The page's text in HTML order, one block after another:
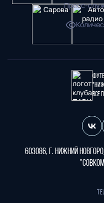
Пресс-
Все
603086, г. Нижний